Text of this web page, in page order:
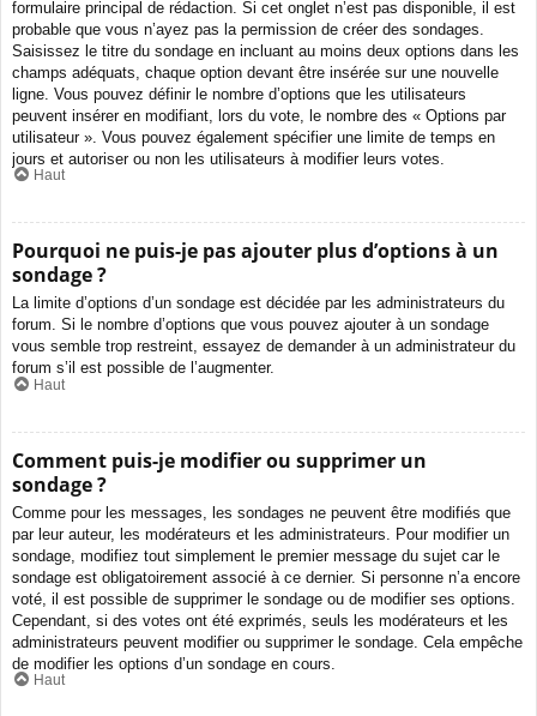
formulaire principal de rédaction. Si cet onglet n’est pas disponible, il est
probable que vous n’ayez pas la permission de créer des sondages.
Saisissez le titre du sondage en incluant au moins deux options dans les
champs adéquats, chaque option devant être insérée sur une nouvelle
ligne. Vous pouvez définir le nombre d’options que les utilisateurs
peuvent insérer en modifiant, lors du vote, le nombre des « Options par
utilisateur ». Vous pouvez également spécifier une limite de temps en
jours et autoriser ou non les utilisateurs à modifier leurs votes.
Haut
Pourquoi ne puis-je pas ajouter plus d’options à un
sondage ?
La limite d’options d’un sondage est décidée par les administrateurs du
forum. Si le nombre d’options que vous pouvez ajouter à un sondage
vous semble trop restreint, essayez de demander à un administrateur du
forum s’il est possible de l’augmenter.
Haut
Comment puis-je modifier ou supprimer un
sondage ?
Comme pour les messages, les sondages ne peuvent être modifiés que
par leur auteur, les modérateurs et les administrateurs. Pour modifier un
sondage, modifiez tout simplement le premier message du sujet car le
sondage est obligatoirement associé à ce dernier. Si personne n’a encore
voté, il est possible de supprimer le sondage ou de modifier ses options.
Cependant, si des votes ont été exprimés, seuls les modérateurs et les
administrateurs peuvent modifier ou supprimer le sondage. Cela empêche
de modifier les options d’un sondage en cours.
Haut